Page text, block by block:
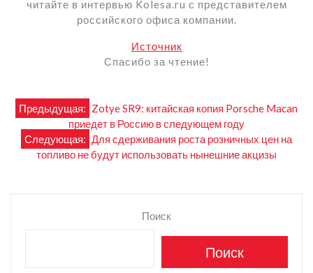
читайте в интервью Kolesa.ru с представителем
российского офиса компании.
Источник
Спасибо за чтение!
Навигация
по
записям
Предыдущая: Zotye SR9: китайская копия Porsche Macan
приедет в Россию в следующем году
Следующая: Для сдерживания роста розничных цен на
топливо не будут использовать нынешние акцизы
Поиск
Поиск